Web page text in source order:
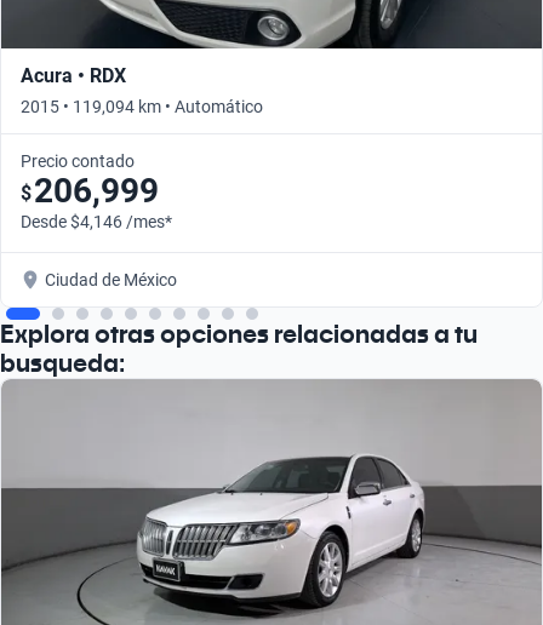
Acura • RDX
2015 • 119,094 km • Automático
Precio contado
$206,999
Desde $4,146 /mes*
Ciudad de México
Explora otras opciones relacionadas a tu
busqueda: